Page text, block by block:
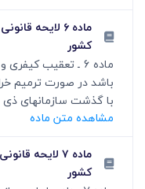
ماده ۶ لایحه
کشور
ماده 6 ـ تعقیب
باشد در صورت ترمیم
با گذشت سازمانهای
مشاهده متن ماده
ماده ۷ لایحه
کشور